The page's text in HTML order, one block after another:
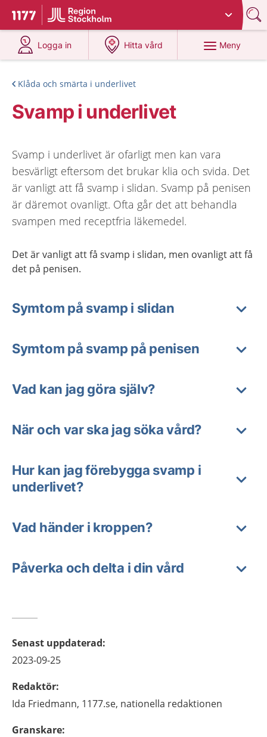
Till startsidan för 1177
Du har valt region
Logga in
på 1177.se
Hitta vård
på 1177.se
Meny
Klåda och smärta i underlivet
Svamp i underlivet
Svamp i underlivet är ofarligt men kan vara
besvärligt eftersom det brukar klia och svida. Det
är vanligt att få svamp i slidan. Svamp på penisen
är däremot ovanligt. Ofta går det att behandla
svampen med receptfria läkemedel.
Det är vanligt att få svamp i slidan, men ovanligt att få
det på penisen.
Symtom på svamp i slidan
Symtom på svamp på penisen
Vad kan jag göra själv?
När och var ska jag söka vård?
Hur kan jag förebygga svamp i
underlivet?
Vad händer i kroppen?
Påverka och delta i din vård
Senast uppdaterad:
2023-09-25
Redaktör:
Ida Friedmann, 1177.se, nationella redaktionen
Granskare: